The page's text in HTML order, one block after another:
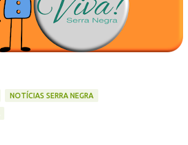
NOTÍCIAS SERRA NEGRA